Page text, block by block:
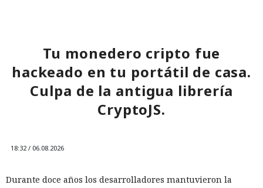
Tu monedero cripto fue
hackeado en tu portátil de casa.
Culpa de la antigua librería
CryptoJS.
18:32 / 06.08.2026
Durante doce años los desarrolladores mantuvieron la